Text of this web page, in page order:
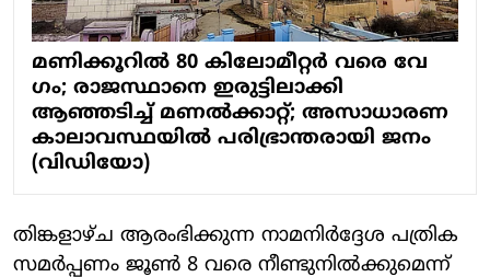
മണിക്കൂറിൽ 80 കിലോമീറ്റർ വരെ വേ​
ഗം; രാജസ്ഥാനെ ഇരുട്ടിലാക്കി
ആഞ്ഞടിച്ച് മണൽക്കാറ്റ്; അസാധാരണ
കാലാവസ്ഥയിൽ പരിഭ്രാന്തരായി ജനം
(വിഡിയോ)
തിങ്കളാഴ്ച ആരംഭിക്കുന്ന നാമനിർദ്ദേശ പത്രിക
സമർപ്പണം ജൂൺ 8 വരെ നീണ്ടുനിൽക്കുമെന്ന്